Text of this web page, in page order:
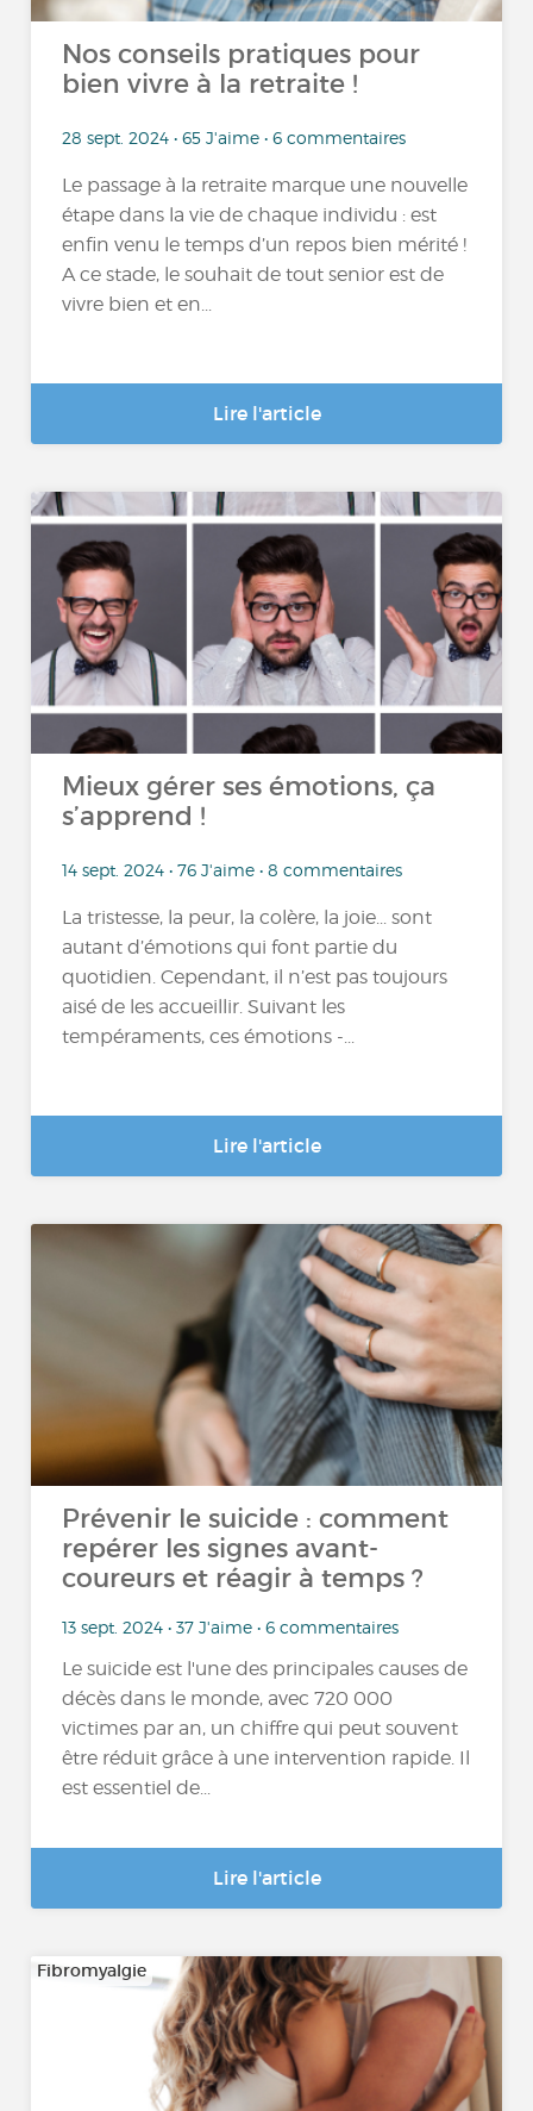
Nos conseils pratiques pour
bien vivre à la retraite !
28 sept. 2024 • 65 J'aime • 6 commentaires
Le passage à la retraite marque une nouvelle
étape dans la vie de chaque individu : est
enfin venu le temps d’un repos bien mérité !
A ce stade, le souhait de tout senior est de
vivre bien et en...
Lire l'article
Mieux gérer ses émotions, ça
s’apprend !
14 sept. 2024 • 76 J'aime • 8 commentaires
La tristesse, la peur, la colère, la joie... sont
autant d’émotions qui font partie du
quotidien. Cependant, il n’est pas toujours
aisé de les accueillir. Suivant les
tempéraments, ces émotions -...
Lire l'article
Prévenir le suicide : comment
repérer les signes avant-
coureurs et réagir à temps ?
13 sept. 2024 • 37 J'aime • 6 commentaires
Le suicide est l'une des principales causes de
décès dans le monde, avec 720 000
victimes par an, un chiffre qui peut souvent
être réduit grâce à une intervention rapide. Il
est essentiel de...
Lire l'article
Fibromyalgie